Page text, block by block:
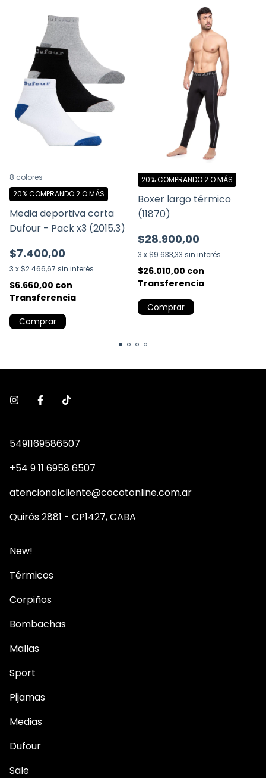
Media deportiva corta
Dufour - Pack x3 (2015.3)
$7.400,00
3 x $2.466,67 sin interés
20%COMPRANDO 2 O MÁS
$6.660,00 con
Transferencia
8 colores
Comprar
Boxer largo térmico
(11870)
$28.900,00
3 x $9.633,33 sin interés
20%COMPRANDO 2 O MÁS
$26.010,00 con
Transferencia
Comprar
5491169586507
+54 9 11 6958 6507
atencionalcliente@cocotonline.com.ar
Quirós 2881 - CP1427, CABA
New!
Térmicos
Corpiños
Bombachas
Mallas
Sport
Pijamas
Medias
Dufour
Sale